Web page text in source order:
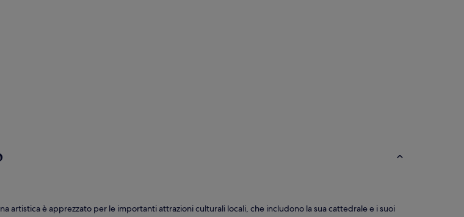
artistica è apprezzato per le importanti attrazioni culturali locali, che includono la sua cattedrale e i suoi